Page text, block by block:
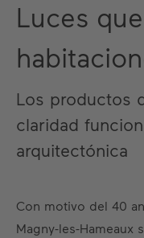
Luces
Los productos
claridad
arquitectónica
Con motivo del 40
Magny-les-